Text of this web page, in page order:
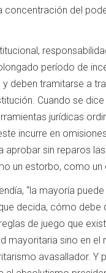
del
período de
deben tramitarse a
Cuando se
jurídicas
incurre en
sin reparos
un estorbo, como un
“la mayoría
decida, cómo debe
de juego que
mayoritaria sino en el
avasallador. Y